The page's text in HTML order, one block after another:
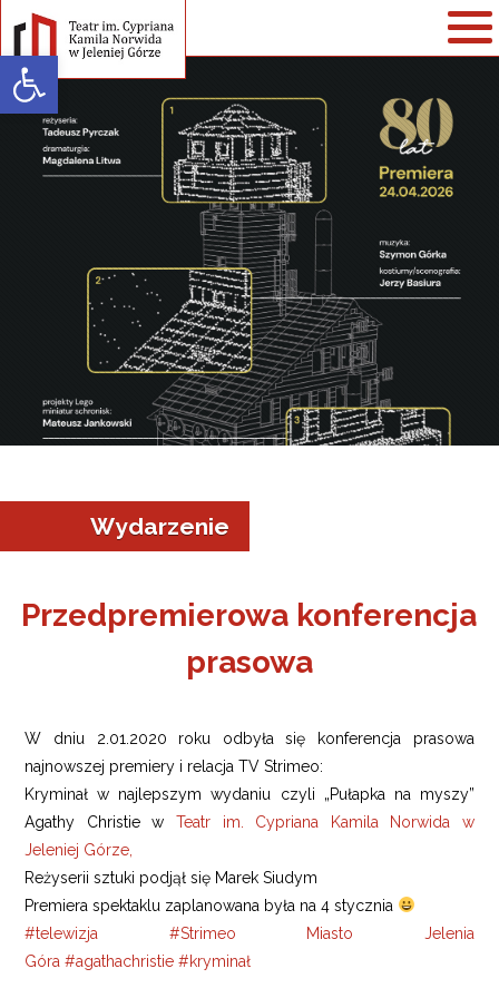
Open toolbar
Wydarzenie
Przedpremierowa konferencja
prasowa
W dniu 2.01.2020 roku odbyła się konferencja prasowa
najnowszej premiery i relacja TV Strimeo:
Kryminał w najlepszym wydaniu czyli „Pułapka na myszy”
Agathy Christie w Teatr im. Cypriana Kamila Norwida w
Jeleniej Górze,
Reżyserii sztuki podjął się Marek Siudym
Premiera spektaklu zaplanowana była na 4 stycznia
#telewizja #Strimeo
Miasto Jelenia
Góra #agathachristie #kryminał